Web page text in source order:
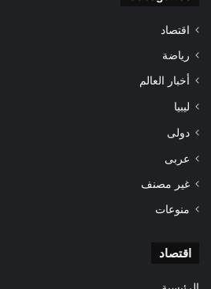
اقتصاد
رياضة
أخبار العالم
ليبيا
دولى
عربى
غير مصنف
منوعات
اقتصاد